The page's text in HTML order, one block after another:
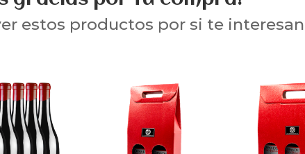
estos productos por si te interesan